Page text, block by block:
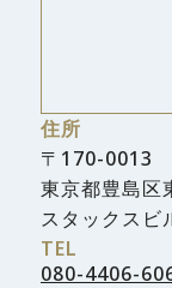
住所
〒170-0013
東京都豊島区
スタックスビ
TEL
080-4406-